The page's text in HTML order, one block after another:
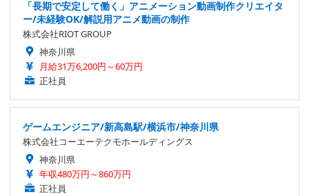
「長期で安定して働く」アニメーション動画制作クリエイタ
ー/未経験OK/解説用アニメ動画の制作
株式会社RIOT GROUP
神奈川県
月給31万6,200円～60万円
正社員
ゲームエンジニア/新高島駅/横浜市/神奈川県
株式会社コーエーテクモホールディングス
神奈川県
年収480万円～860万円
正社員